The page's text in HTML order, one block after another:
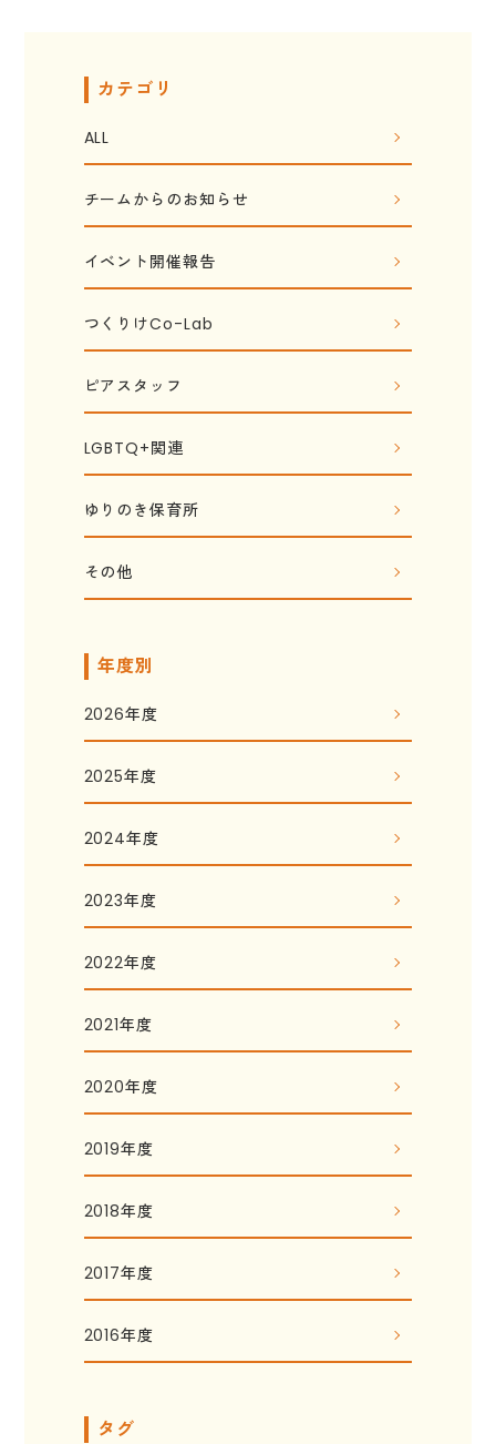
カテゴリ
ALL
チームからのお知らせ
イベント開催報告
つくりけCo-Lab
ピアスタッフ
LGBTQ+関連
ゆりのき保育所
その他
年度別
2026年度
2025年度
2024年度
2023年度
2022年度
2021年度
2020年度
2019年度
2018年度
2017年度
2016年度
タグ